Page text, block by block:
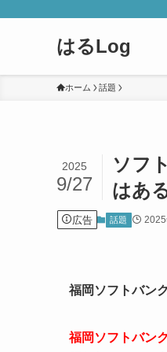
はるLog
ホーム 話題
ソフ
はあ
2025
9/27
広告 話題
福岡ソフトバン
福岡ソフトバン